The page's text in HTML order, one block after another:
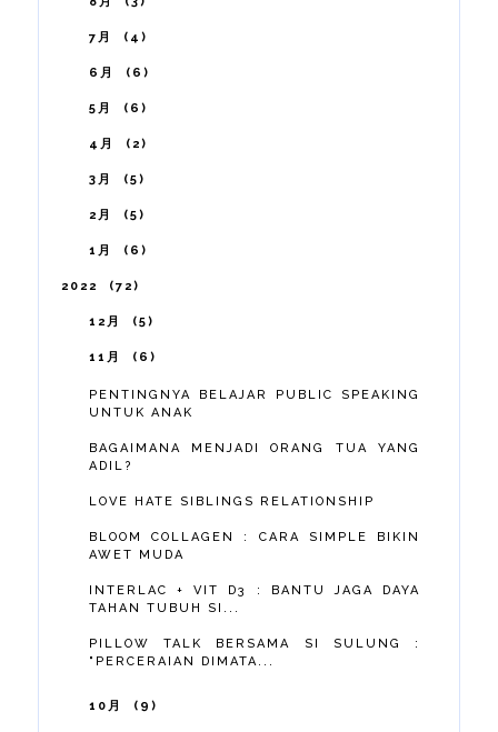
7月 4
6月 6
5月 6
4月 2
3月 5
2月 5
1月 6
2022 72
12月 5
11月 6
PENTINGNYA BELAJAR PUBLIC SPEAKING
UNTUK ANAK
BAGAIMANA MENJADI ORANG TUA YANG
ADIL?
LOVE HATE SIBLINGS RELATIONSHIP
BLOOM COLLAGEN : CARA SIMPLE BIKIN
AWET MUDA
INTERLAC + VIT D3 : BANTU JAGA DAYA
TAHAN TUBUH SI...
PILLOW TALK BERSAMA SI SULUNG :
"PERCERAIAN DIMATA...
10月 9